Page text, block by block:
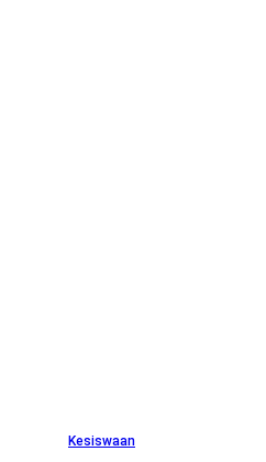
Kesiswaan